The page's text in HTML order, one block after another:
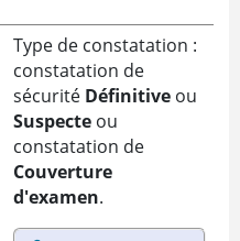
Type de constatation :
constatation de
sécurité Définitiveou
Suspecteou
constatation de
Couverture
d'examen.